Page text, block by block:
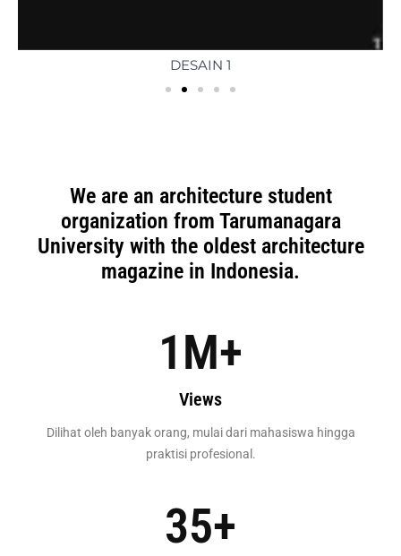
DESAIN 1
We are an architecture student
organization from Tarumanagara
University with the oldest architecture
magazine in Indonesia.
Views
1M+
Dilihat oleh banyak orang, mulai dari mahasiswa hingga
praktisi profesional.
35+